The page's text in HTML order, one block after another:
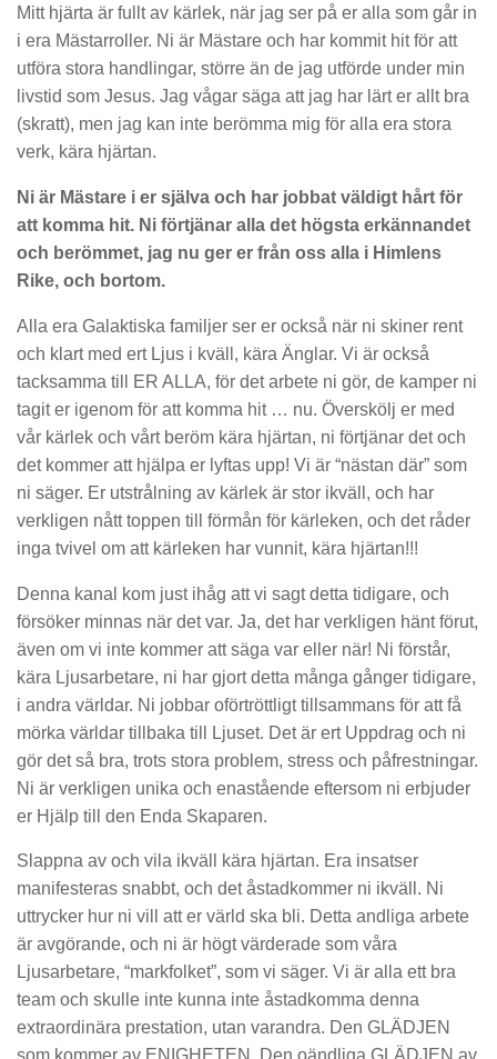
Mitt hjärta är fullt av kärlek, när jag ser på er alla som går in
i era Mästarroller. Ni är Mästare och har kommit hit för att
utföra stora handlingar, större än de jag utförde under min
livstid som Jesus. Jag vågar säga att jag har lärt er allt bra
(skratt), men jag kan inte berömma mig för alla era stora
verk, kära hjärtan.
Ni är Mästare i er själva och har jobbat väldigt hårt för
att komma hit. Ni förtjänar alla det högsta erkännandet
och berömmet, jag nu ger er från oss alla i Himlens
Rike, och bortom.
Alla era Galaktiska familjer ser er också när ni skiner rent
och klart med ert Ljus i kväll, kära Änglar. Vi är också
tacksamma till ER ALLA, för det arbete ni gör, de kamper ni
tagit er igenom för att komma hit … nu. Överskölj er med
vår kärlek och vårt beröm kära hjärtan, ni förtjänar det och
det kommer att hjälpa er lyftas upp! Vi är “nästan där” som
ni säger. Er utstrålning av kärlek är stor ikväll, och har
verkligen nått toppen till förmån för kärleken, och det råder
inga tvivel om att kärleken har vunnit, kära hjärtan!!!
Denna kanal kom just ihåg att vi sagt detta tidigare, och
försöker minnas när det var. Ja, det har verkligen hänt förut,
även om vi inte kommer att säga var eller när! Ni förstår,
kära Ljusarbetare, ni har gjort detta många gånger tidigare,
i andra världar. Ni jobbar oförtröttligt tillsammans för att få
mörka världar tillbaka till Ljuset. Det är ert Uppdrag och ni
gör det så bra, trots stora problem, stress och påfrestningar.
Ni är verkligen unika och enastående eftersom ni erbjuder
er Hjälp till den Enda Skaparen.
Slappna av och vila ikväll kära hjärtan. Era insatser
manifesteras snabbt, och det åstadkommer ni ikväll. Ni
uttrycker hur ni vill att er värld ska bli. Detta andliga arbete
är avgörande, och ni är högt värderade som våra
Ljusarbetare, “markfolket”, som vi säger. Vi är alla ett bra
team och skulle inte kunna inte åstadkomma denna
extraordinära prestation, utan varandra. Den GLÄDJEN